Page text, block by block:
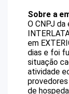
Sobre a
O CNPJ da
em
dias e foi
situação
atividade
de